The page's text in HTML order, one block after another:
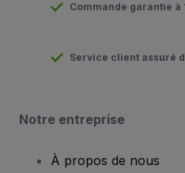
Commande garantie à
Service client assuré
Notre entreprise
À propos de nous